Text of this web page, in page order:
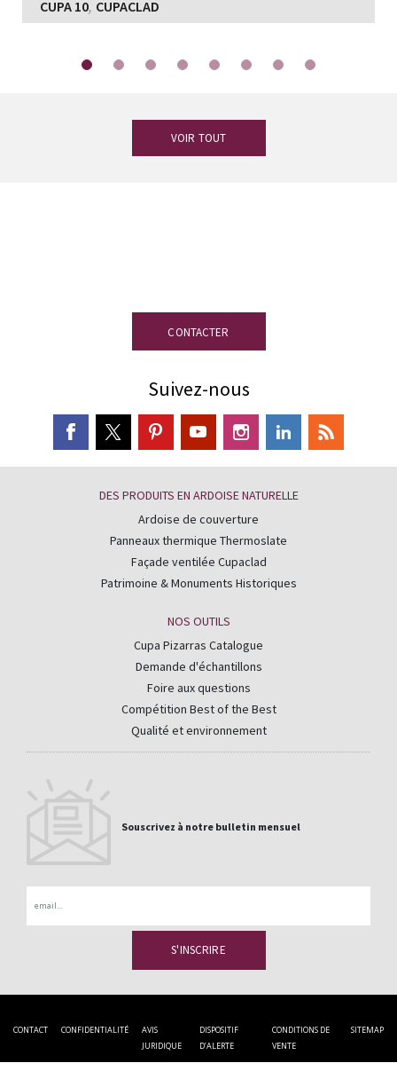
CUPA 10, CUPACLAD
VOIR TOUT
CONTACTER
Suivez-nous
DES PRODUITS EN ARDOISE NATURELLE
Ardoise de couverture
Panneaux thermique Thermoslate
Façade ventilée Cupaclad
Patrimoine & Monuments Historiques
NOS OUTILS
Cupa Pizarras Catalogue
Demande d'échantillons
Foire aux questions
Compétition Best of the Best
Qualité et environnement
Souscrivez à notre bulletin mensuel
CONTACT CONFIDENTIALITÉ
AVIS
JURIDIQUE
DISPOSITIF
D’ALERTE
CONDITIONS DE
VENTE
SITEMAP